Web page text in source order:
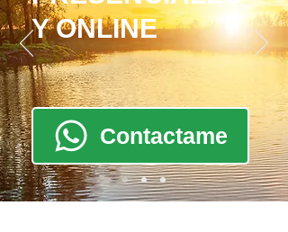
Y ONLINE
Contactame